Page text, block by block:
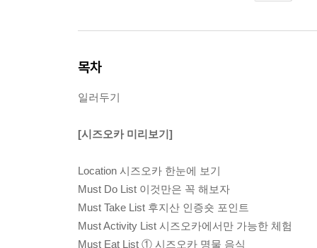
목차
일러두기
[시즈오카 미리보기]
Location 시즈오카 한눈에 보기
Must Do List 이것만은 꼭 해보자
Must Take List 후지산 인증숏 포인트
Must Activity List 시즈오카에서만 가능한 체험
Must Eat List ① 시즈오카 명물 음식